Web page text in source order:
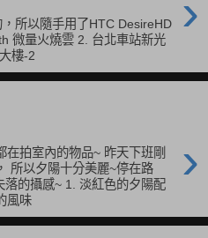
(微
›
所以隨手用了HTC DesireHD
微量火燒雲 2. 台北車站新光
樓-2
›
在拍室內的物品~ 昨天下班剛
所以夕陽十分美麗~停在路